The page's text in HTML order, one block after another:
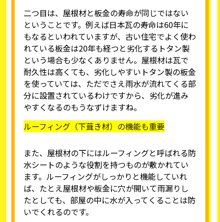
二つ目は、屋根材と板金の寿命が同じではない
ということです。例えば日本瓦の寿命は60年に
もなるといわれていますが、古い住宅でよく使わ
れている板金は20年も経つと劣化するトタン製
という場合も少なくありません。屋根材は瓦で
耐久性は高くても、劣化しやすいトタン製の板金
を使っていては、ただでさえ雨水が流れてくる部
分に設置されているわけですから、劣化が進み
やすくなるのもうなずけますね。
ルーフィング（下葺き材）の機能も重要
また、屋根材の下にはルーフィングと呼ばれる防
水シートのような役割を持つものが敷かれてい
ます。ルーフィングがしっかりと機能していれ
ば、たとえ屋根材や板金に穴が開いて雨漏りし
たとしても、部屋の中に水が入ってくることは防
いでくれるのです。